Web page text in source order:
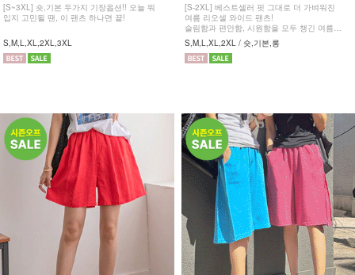
[S~3XL] 숏,기본 두가지 기장옵션!! 오늘 뭐
입지 고민될 땐, 이 팬츠 하나면 끝!
S,M,L,XL,2XL,3XL
[S-2XL] 베스트셀러 핏 그대로 더 가벼워진
여름 리오셀 와이드 팬츠!
슬림함과 편안함, 시원함을 모두 챙긴 여름
완전정복 팬츠
S,M,L,XL,2XL / 숏,기본,롱